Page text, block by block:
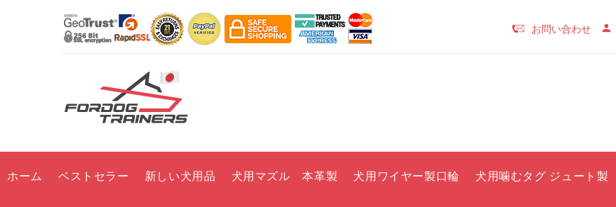
お問い合わせ
ホーム ベストセラー 新しい犬用品 犬用マズル 本革製 犬用ワイヤー製口輪 犬用噛むタグ ジュート製